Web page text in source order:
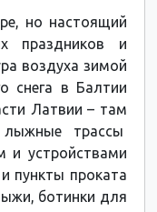
но настоящий
праздников и
воздуха зимой
снега в Балтии
Латвии – там
лыжные трассы
и устройствами
пункты проката
ботинки для